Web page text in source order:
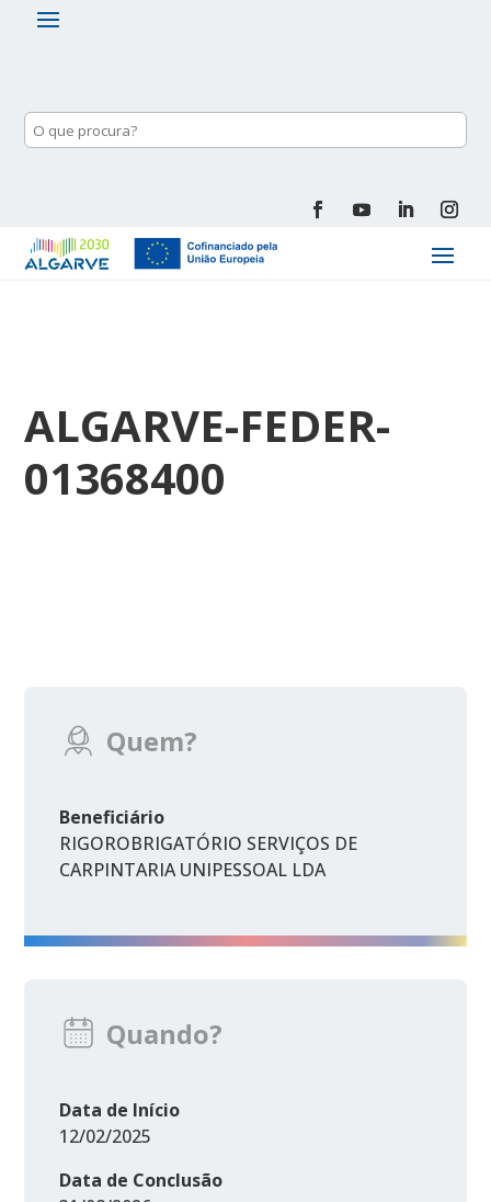
ALGARVE-FEDER-
01368400
Quem?
Beneficiário
RIGOROBRIGATÓRIO SERVIÇOS DE
CARPINTARIA UNIPESSOAL LDA
Quando?
Data de Início
12/02/2025
Data de Conclusão